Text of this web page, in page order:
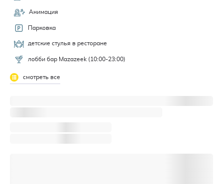
Анимация
Парковка
детские стулья в ресторане
лобби бар Mazazeek (10:00-23:00)
смотреть все